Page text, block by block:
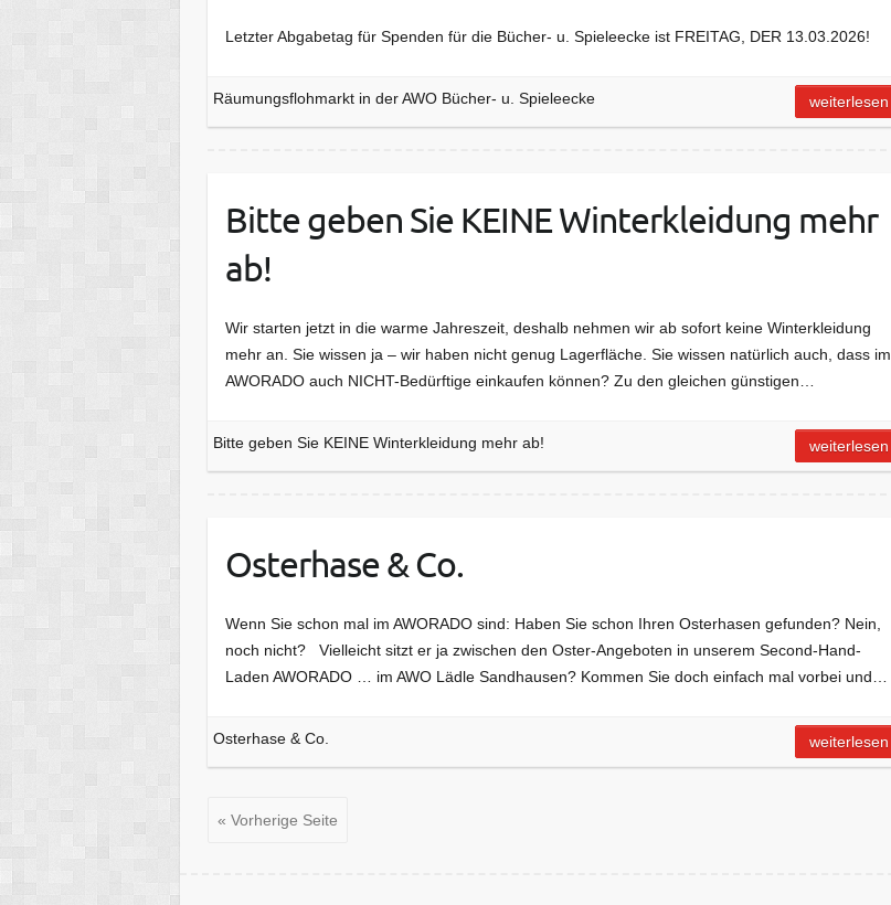
Letzter Abgabetag für Spenden für die Bücher- u. Spieleecke ist FREITAG, DER 13.03.2026!
Räumungsflohmarkt in der AWO Bücher- u. Spieleecke weiterlesen
Bitte geben Sie KEINE Winterkleidung mehr
ab!
Wir starten jetzt in die warme Jahreszeit, deshalb nehmen wir ab sofort keine Winterkleidung
mehr an. Sie wissen ja – wir haben nicht genug Lagerfläche. Sie wissen natürlich auch, dass im
AWORADO auch NICHT-Bedürftige einkaufen können? Zu den gleichen günstigen…
Bitte geben Sie KEINE Winterkleidung mehr ab! weiterlesen
Osterhase & Co.
Wenn Sie schon mal im AWORADO sind: Haben Sie schon Ihren Osterhasen gefunden? Nein,
noch nicht? Vielleicht sitzt er ja zwischen den Oster-Angeboten in unserem Second-Hand-
Laden AWORADO … im AWO Lädle Sandhausen? Kommen Sie doch einfach mal vorbei und…
Osterhase & Co. weiterlesen
« Vorherige Seite